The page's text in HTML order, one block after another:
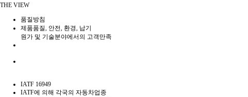
THE VIEW
품질방침
제품품질, 안전, 환경, 납기
원가 및 기술분야에서의 고객만족
IATF 16949
IATF에 의해 각국의 자동차업종